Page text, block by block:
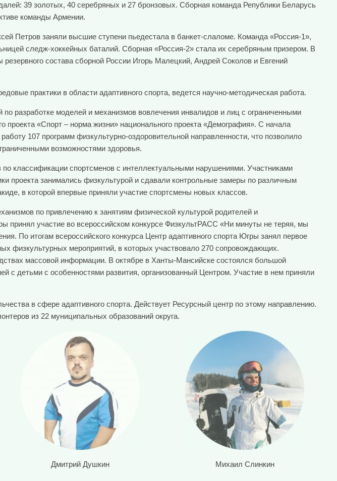
39 золотых, 40 серебряных и 27 бронзовых. Сборная команда Републики Беларусь
команды Армении.
Петров заняли высшие ступени пьедестала в банкет-слаломе. Команда «Россия-1»,
следж-хоккейных баталий. Сборная «Россия-2» стала их серебряным призером. В
состава сборной России Игорь Малецкий, Андрей Соколов и Евгений
практики в области адаптивного спорта, ведется научно-методическая работа.
разработке моделей и механизмов вовлечения инвалидов и лиц с ограниченными
проекта «Спорт – норма жизни» национального проекта «Демография». С начала
107 программ физкультурно-оздоровительной направленности, что позволило
возможностями здоровья.
классификации спортсменов с интеллектуальными нарушениями. Участниками
проекта занимались физкультурой и сдавали контрольные замеры по различным
в которой впервые приняли участие спортсмены новых классов.
по привлечению к занятиям физической культурой родителей и
принял участие во всероссийском конкурсе ФизкультРАСС «Ни минуты не теряя, мы
По итогам всероссийского конкурса Центр адаптивного спорта Югры занял первое
физкультурных мероприятий, в которых участвовало 270 сопровождающих.
массовой информации. В октябре в Ханты-Мансийске состоялся большой
с детьми с особенностями развития, организованный Центром. Участие в нем приняли
в сфере адаптивного спорта. Действует Ресурсный центр по этому направлению.
из 22 муниципальных образований округа.
Дмитрий Душкин Михаил Слинкин